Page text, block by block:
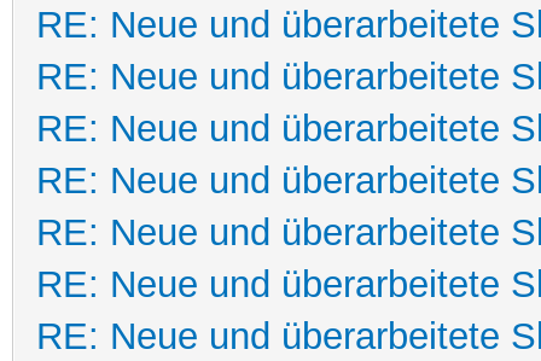
RE: Neue und überarbeitete
RE: Neue und überarbeitete
RE: Neue und überarbeitete
RE: Neue und überarbeitete
RE: Neue und überarbeitete
RE: Neue und überarbeitete
RE: Neue und überarbeitete